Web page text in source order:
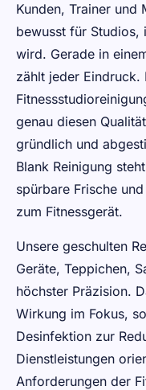
Kunden, Trainer und
bewusst für Studios,
wird. Gerade in
zählt jeder Eindruck.
genau diesen
gründlich und
Blank Reinigung
spürbare Frische
zum Fitnessgerät.
Unsere geschulten
Geräte, Teppichen,
höchster Präzision.
Wirkung im Fokus,
Desinfektion zur
Dienstleistungen
Anforderungen der